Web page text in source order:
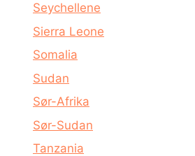
Seychellene
Sierra Leone
Somalia
Sudan
Sør-Afrika
Sør-Sudan
Tanzania